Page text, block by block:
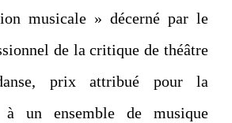
musicale » décerné par le
de la critique de théâtre
prix attribué pour la
un ensemble de musique